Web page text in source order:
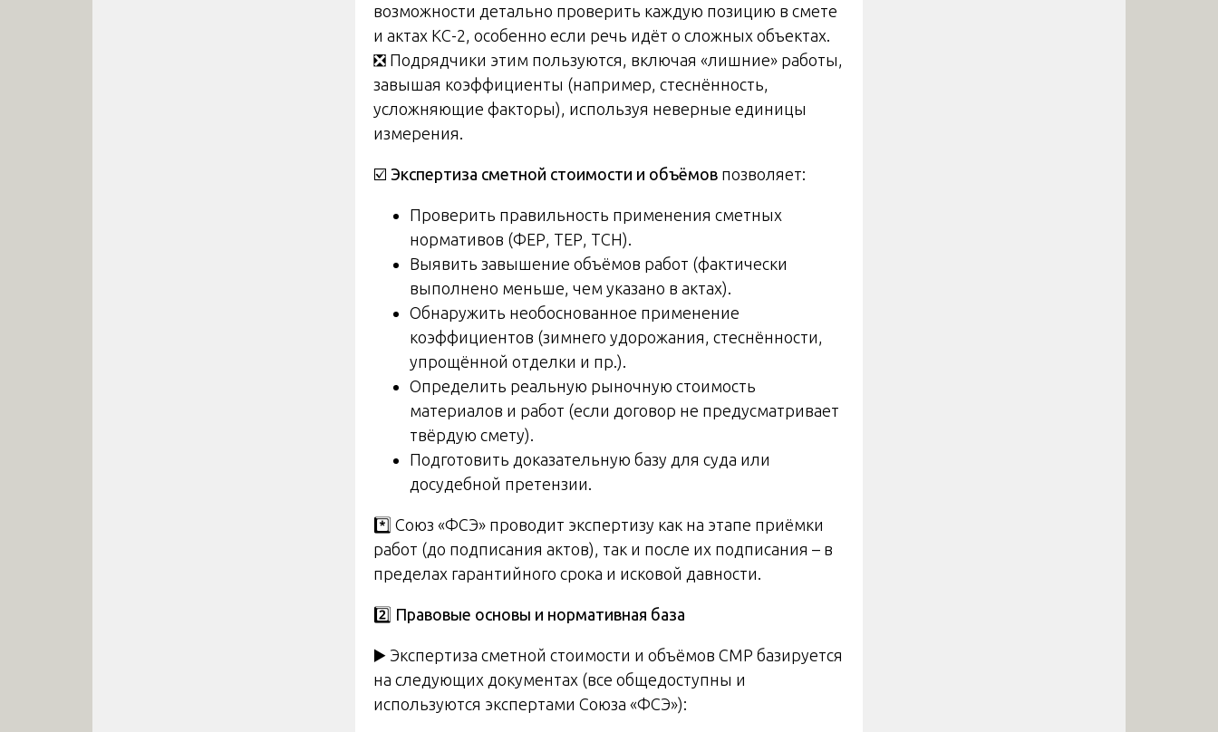
возможности детально проверить каждую позицию в смете
и актах КС-2, особенно если речь идёт о сложных объектах.
❎ Подрядчики этим пользуются, включая «лишние» работы,
завышая коэффициенты (например, стеснённость,
усложняющие факторы), используя неверные единицы
измерения.
☑️ Экспертиза сметной стоимости и объёмов позволяет:
Проверить правильность применения сметных
нормативов (ФЕР, ТЕР, ТСН).
Выявить завышение объёмов работ (фактически
выполнено меньше, чем указано в актах).
Обнаружить необоснованное применение
коэффициентов (зимнего удорожания, стеснённости,
упрощённой отделки и пр.).
Определить реальную рыночную стоимость
материалов и работ (если договор не предусматривает
твёрдую смету).
Подготовить доказательную базу для суда или
досудебной претензии.
*️⃣ Союз «ФСЭ» проводит экспертизу как на этапе приёмки
работ (до подписания актов), так и после их подписания – в
пределах гарантийного срока и исковой давности.
2️ Правовые основы и нормативная база
▶️ Экспертиза сметной стоимости и объёмов СМР базируется
на следующих документах (все общедоступны и
используются экспертами Союза «ФСЭ»):